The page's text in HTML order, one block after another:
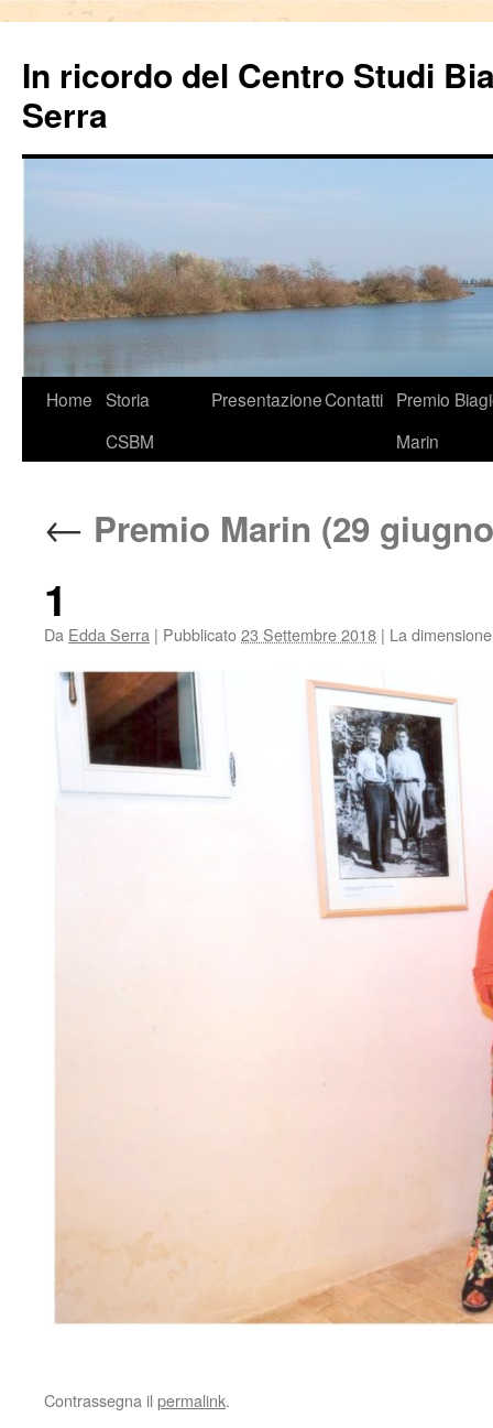
In ricordo del Centro Studi
Serra
VaiHome Storia
CSBM
PresentazioneContatti Premio
Marin
← Premio Marin (29
1
Da Edda Serra | Pubblicato23 Settembre 2018 | La
Contrassegna il permalink.